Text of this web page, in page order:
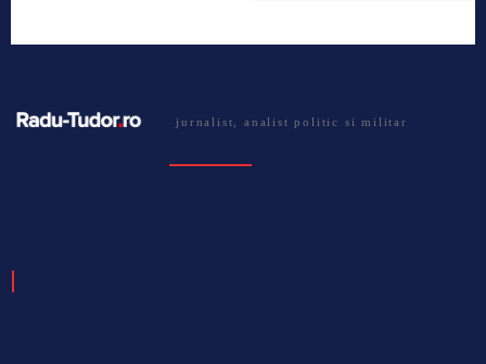
jurnalist, analist politic si militar